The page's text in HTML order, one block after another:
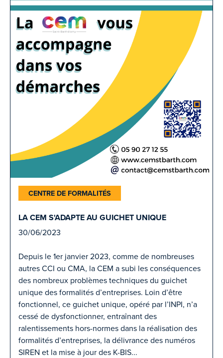
CENTRE DE FORMALITÉS
LA CEM S'ADAPTE AU GUICHET UNIQUE
30/06/2023
Depuis le 1er janvier 2023, comme de nombreuses
autres CCI ou CMA, la CEM a subi les conséquences
des nombreux problèmes techniques du guichet
unique des formalités d’entreprises. Loin d’être
fonctionnel, ce guichet unique, opéré par l’INPI, n’a
cessé de dysfonctionner, entraînant des
ralentissements hors-normes dans la réalisation des
formalités d’entreprises, la délivrance des numéros
SIREN et la mise à jour des K-BIS...